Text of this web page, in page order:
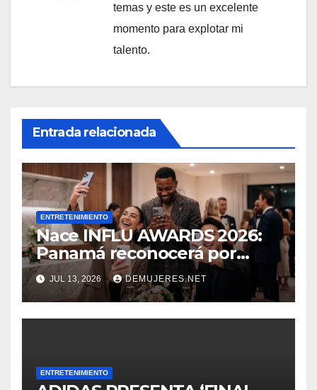
temas y este es un excelente
momento para explotar mi
talento.
Entrada relacionada
ENTRETENIMIENTO
Nace INFLU AWARDS 2026:
Panamá reconocerá por
primera vez a sus creadores
de contenido
JUL 13, 2026 DEMUJERES.NET
ENTRETENIMIENTO